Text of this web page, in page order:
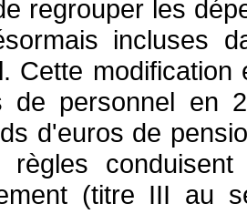
regrouper les
incluses
Cette
de personnel en
d'euros de
règles
(titre III au